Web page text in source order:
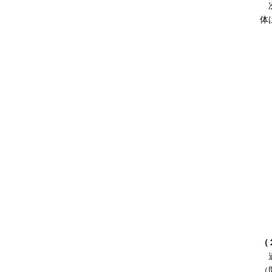
体